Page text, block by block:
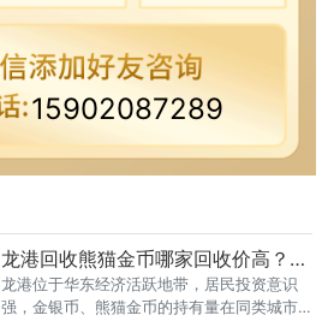
15902087289
龙港回收熊猫金币哪家回收价高？本地榜单
龙港位于华东经济活跃地带，居民投资意识
强，金银币、熊猫金币的持有量在同类城市